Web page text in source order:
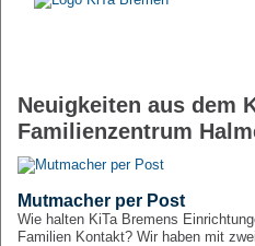
Neuigkeiten aus dem
Familienzentrum
Mutmacher per Post
Wie halten KiTa Bremens
Familien Kontakt? Wir haben mit